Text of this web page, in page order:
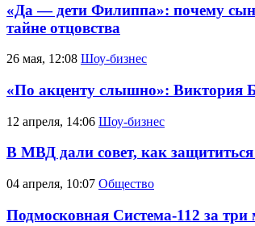
«Да — дети Филиппа»: почему
тайне отцовства
26 мая, 12:08 Шоу-бизнес
«По акценту слышно»: Виктория
12 апреля, 14:06 Шоу-бизнес
В МВД дали совет, как
04 апреля, 10:07 Общество
Подмосковная Система-112 за